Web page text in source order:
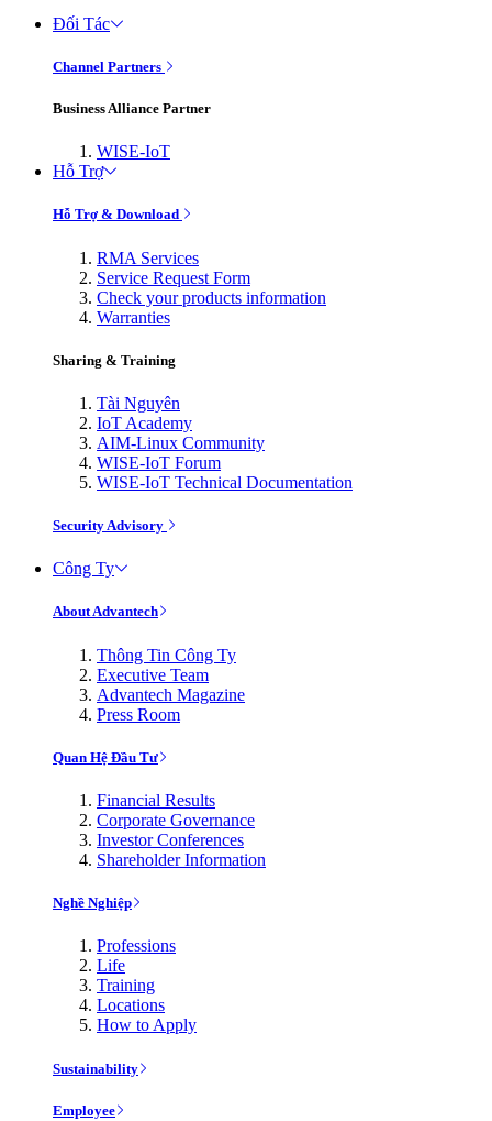
Đối Tác
Channel Partners
Business Alliance Partner
WISE-IoT
Hỗ Trợ
Hỗ Trợ & Download
RMA Services
Service Request Form
Check your products information
Warranties
Sharing & Training
Tài Nguyên
IoT Academy
AIM-Linux Community
WISE-IoT Forum
WISE-IoT Technical Documentation
Security Advisory
Công Ty
About Advantech
Thông Tin Công Ty
Executive Team
Advantech Magazine
Press Room
Quan Hệ Đầu Tư
Financial Results
Corporate Governance
Investor Conferences
Shareholder Information
Nghề Nghiệp
Professions
Life
Training
Locations
How to Apply
Sustainability
Employee